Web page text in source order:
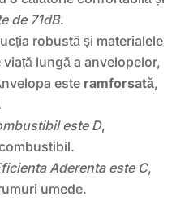
de 71dB.
robustă și materialele
lungă a anvelopelor,
este ramforsată,
este D,
Aderenta este C,
umede.